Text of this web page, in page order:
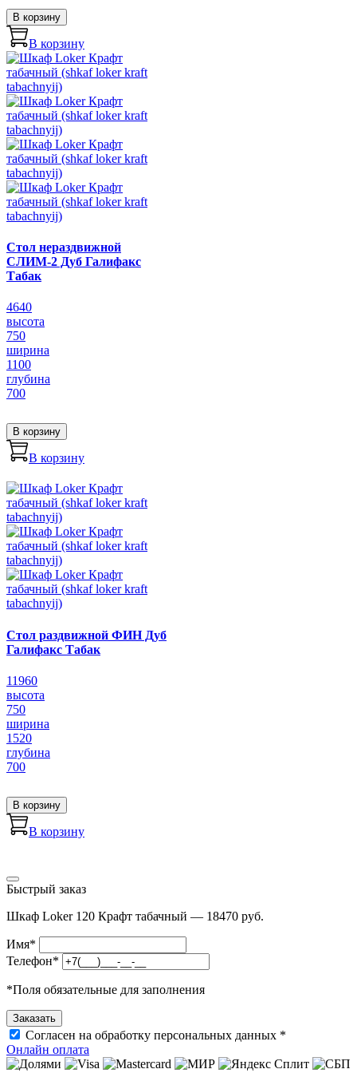
В корзину
В корзину
Стол нераздвижной
СЛИМ-2 Дуб Галифакс
Табак
4640
высота
750
ширина
1100
глубина
700
В корзину
В корзину
Стол раздвижной ФИН Дуб
Галифакс Табак
11960
высота
750
ширина
1520
глубина
700
В корзину
В корзину
Быстрый заказ
Шкаф Loker 120 Крафт табачный — 18470 руб.
Имя*
Телефон*
*Поля обязательные для заполнения
Согласен на обработку персональных данных *
Онлайн оплата